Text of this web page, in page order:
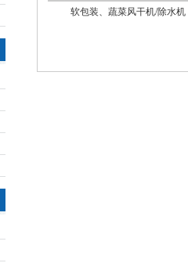
软包装、蔬菜风干机/除水机